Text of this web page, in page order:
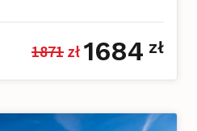
1871 zł 1684 zł